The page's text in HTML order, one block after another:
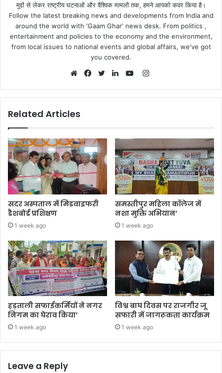
मुद्दों से लेकर राष्ट्रीय घटनाओं और वैश्विक मामलों तक, हमने आपको कवर किया है।
Follow the latest breaking news and developments from India and
around the world with 'Gaam Ghar' news desk. From politics ,
entertainment and policies to the economy and the environment,
from local issues to national events and global affairs, we've got
you covered.
Instagram
Related Articles
सदर अस्पताल में मिडवाइफरी
डैशबोर्ड प्रशिक्षण
1 week ago
समस्तीपुर महिला कॉलेज में
नशा मुक्ति अभियान’
1 week ago
हड़ताली सफाईकर्मियों ने नगर
निगम का घेराव किया’
1 week ago
विश्व बाघ दिवस पर राजगीर जू
सफारी में जागरूकता कार्यक्रम
1 week ago
Leave a Reply